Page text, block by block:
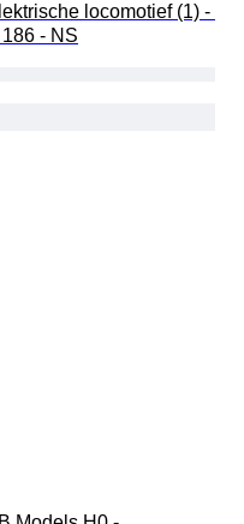
locomotief (1) -
186 - NS